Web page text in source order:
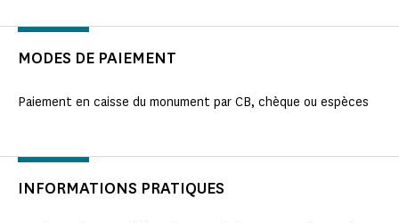
MODES DE PAIEMENT
Paiement en caisse du monument par CB, chèque ou espèces
INFORMATIONS PRATIQUES